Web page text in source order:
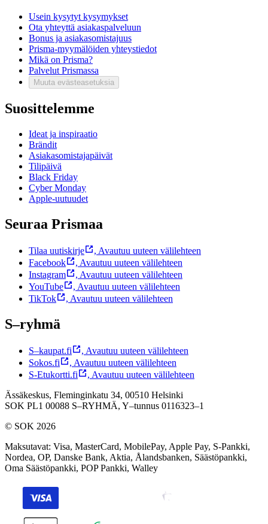
Usein kysytyt kysymykset
Ota yhteyttä asiakaspalveluun
Bonus ja asiakasomistajuus
Prisma-myymälöiden yhteystiedot
Mikä on Prisma?
Palvelut Prismassa
Muuta evästeasetuksia
Suosittelemme
Ideat ja inspiraatio
Brändit
Asiakasomistajapäivät
Tilipäivä
Black Friday
Cyber Monday
Apple-uutuudet
Seuraa Prismaa
Tilaa uutiskirje , Avautuu uuteen välilehteen
Facebook
, Avautuu uuteen välilehteen
Instagram
, Avautuu uuteen välilehteen
YouTube
, Avautuu uuteen välilehteen
TikTok
, Avautuu uuteen välilehteen
S–ryhmä
S–kaupat.fi , Avautuu uuteen välilehteen
Sokos.fi
, Avautuu uuteen välilehteen
S-Etukortti.fi
, Avautuu uuteen välilehteen
Ässäkeskus, Fleminginkatu 34, 00510 Helsinki
SOK PL1 00088 S–RYHMÄ, Y–tunnus 0116323–1
© SOK 2026
Maksutavat: Visa, MasterCard, MobilePay, Apple Pay, S-Pankki,
Nordea, OP, Danske Bank, Aktia, Ålandsbanken, Säästöpankki,
Oma Säästöpankki, POP Pankki, Walley